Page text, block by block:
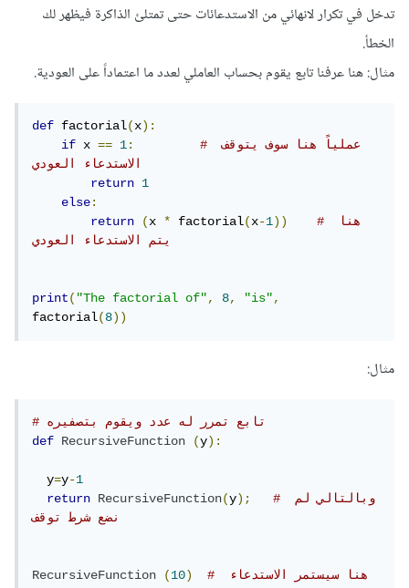
تدخل في تكرار لانهائي من الاستدعائات حتى تمتلئ الذاكرة فيظهر لك
الخطأ.
مثال: هنا عرفنا تابع يقوم بحساب العاملي لعدد ما اعتماداً على العودية.
def factorial(x):
if x == 1:
# عملياً هنا سوف يتوقف
return
1
else:
return
(x * factorial(x-1))
# هنا
يتم الاستدعاء العودي
print("The factorial of", 8, "is",
factorial(8))
مثال:
# تابع تمرر له عدد ويقوم بتصفيره
def
RecursiveFunction (y):
  y
=y-1
return
RecursiveFunction(y);
# وبالتالي لم
RecursiveFunction (10)
# هنا سيستمر الاستدعاء